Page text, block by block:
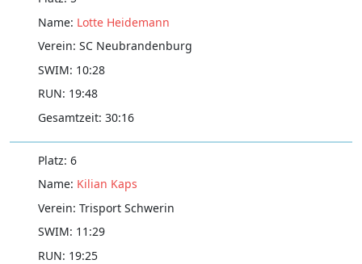
Lotte Heidemann
SC Neubrandenburg
10:28
19:48
30:16
6
Kilian Kaps
Trisport Schwerin
11:29
19:25